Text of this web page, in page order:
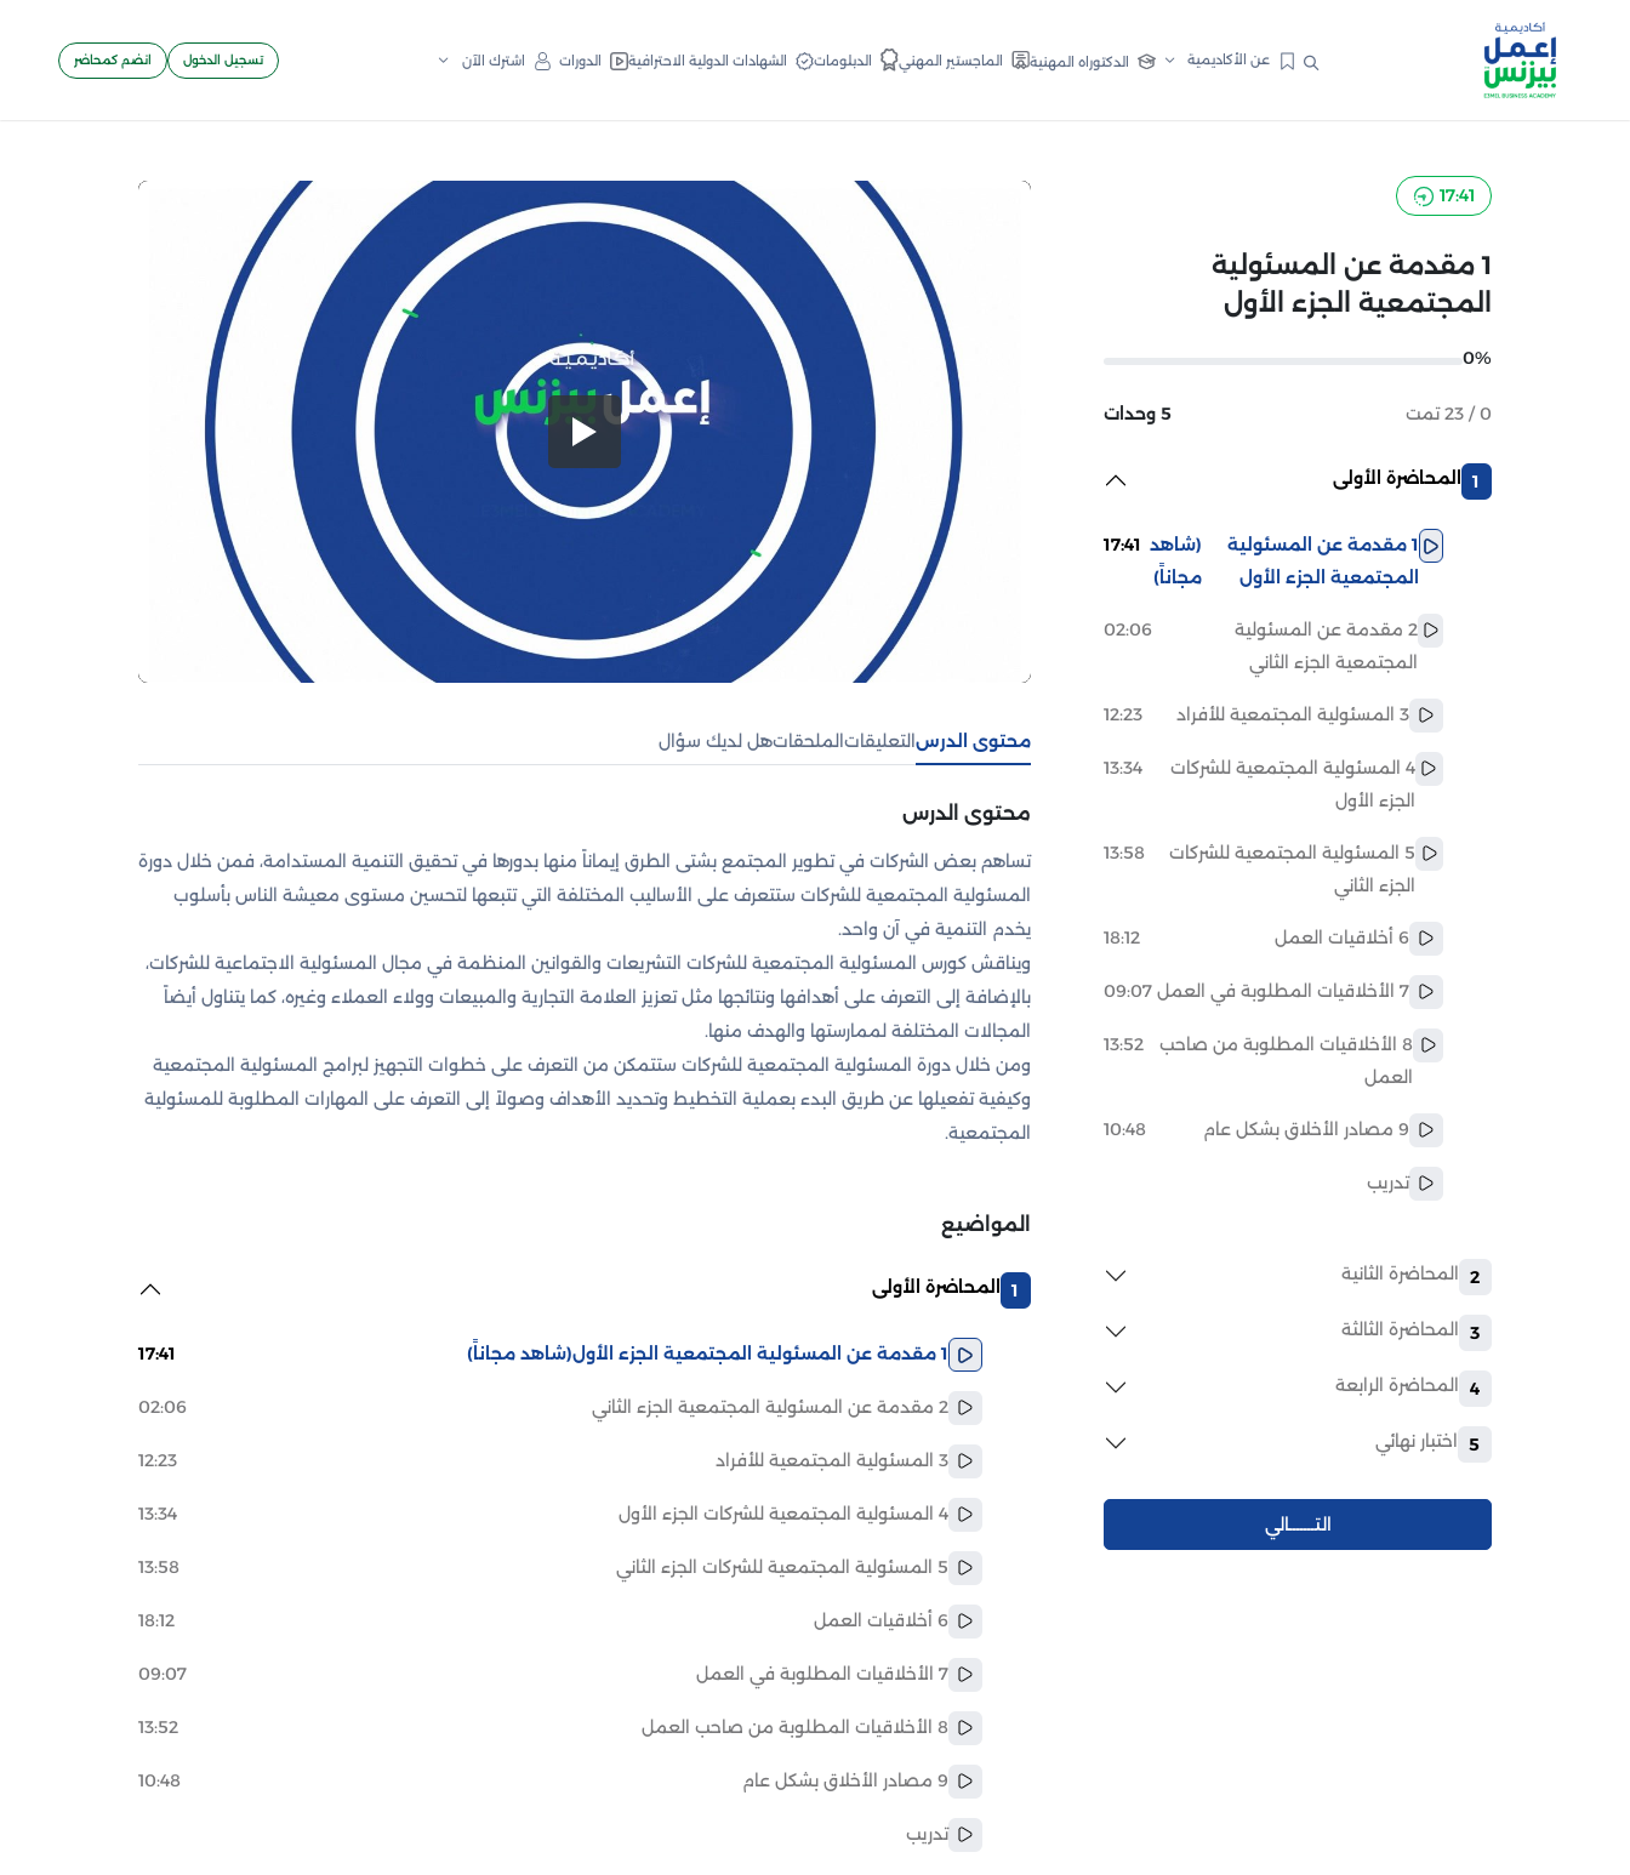
عن الأكاديمية الدكتوراه المهنية الماجستير المهني الدبلومات الشهادات الدولية الاحترافية الدورات اشترك الآن تسجيل الدخول انضم كمحاضر
17:41
1 مقدمة عن المسئولية
المجتمعية الجزء الأول
0%
0 / 23 تمت 5 وحدات
1 المحاضرة الأولى
1 مقدمة عن المسئولية
المجتمعية الجزء الأول
(شاهد
مجاناً)
17:41
2 مقدمة عن المسئولية
المجتمعية الجزء الثاني
02:06
3 المسئولية المجتمعية للأفراد 12:23
4 المسئولية المجتمعية للشركات
الجزء الأول
13:34
5 المسئولية المجتمعية للشركات
الجزء الثاني
13:58
6 أخلاقيات العمل 18:12
7 الأخلاقيات المطلوبة في العمل 09:07
8 الأخلاقيات المطلوبة من صاحب
العمل
13:52
9 مصادر الأخلاق بشكل عام 10:48
تدريب
2 المحاضرة الثانية
3 المحاضرة الثالثة
4 المحاضرة الرابعة
5 اختبار نهائي
التـــــــالي
محتوى الدرس التعليقات الملحقاتهل لديك سؤال
محتوى الدرس
تساهم بعض الشركات في تطوير المجتمع بشتى الطرق إيماناً منها بدورها في تحقيق التنمية المستدامة، فمن خلال دورة
المسئولية المجتمعية للشركات ستتعرف على الأساليب المختلفة التي تتبعها لتحسين مستوى معيشة الناس بأسلوب
يخدم التنمية في آن واحد.
ويناقش كورس المسئولية المجتمعية للشركات التشريعات والقوانين المنظمة في مجال المسئولية الاجتماعية للشركات،
بالإضافة إلى التعرف على أهدافها ونتائجها مثل تعزيز العلامة التجارية والمبيعات وولاء العملاء وغيره، كما يتناول أيضاً
المجالات المختلفة لممارستها والهدف منها.
ومن خلال دورة المسئولية المجتمعية للشركات ستتمكن من التعرف على خطوات التجهيز لبرامج المسئولية المجتمعية
وكيفية تفعيلها عن طريق البدء بعملية التخطيط وتحديد الأهداف وصولاً إلى التعرف على المهارات المطلوبة للمسئولية
المجتمعية.
المواضيع
1 المحاضرة الأولى
1 مقدمة عن المسئولية المجتمعية الجزء الأول (شاهد مجاناً) 17:41
2 مقدمة عن المسئولية المجتمعية الجزء الثاني 02:06
3 المسئولية المجتمعية للأفراد 12:23
4 المسئولية المجتمعية للشركات الجزء الأول 13:34
5 المسئولية المجتمعية للشركات الجزء الثاني 13:58
6 أخلاقيات العمل 18:12
7 الأخلاقيات المطلوبة في العمل 09:07
8 الأخلاقيات المطلوبة من صاحب العمل 13:52
9 مصادر الأخلاق بشكل عام 10:48
تدريب